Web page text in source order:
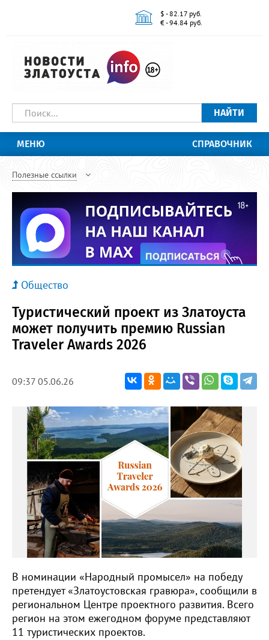
$ - 82.17 руб.
€ - 94.84 руб.
НАЙТИ
МЕНЮ СПРАВОЧНИК
Полезные ссылки
Общество
Туристический проект из Златоуста
может получить премию Russian
Traveler Awards 2026
09:37 05.06.26
В номинации «Народный промысел» на победу
претендует «Златоустовская гравюра», сообщили в
региональном Центре проектного развития. Всего
регион на этом ежегодном форуме представляют
11 туристических проектов.